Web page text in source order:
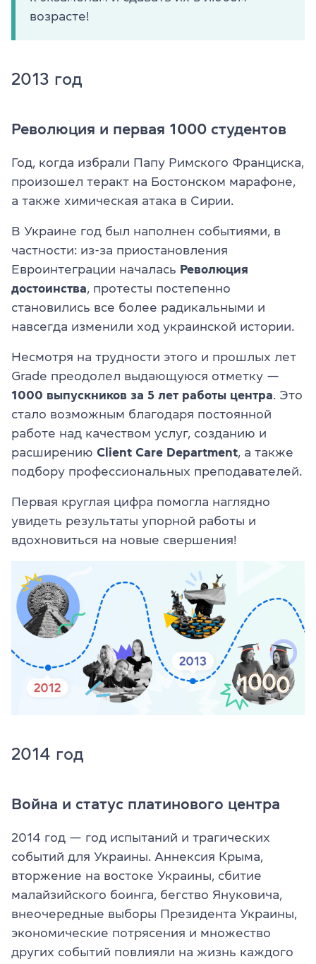
возрасте!
2013 год
Революция и первая 1000 студентов
Год, когда избрали Папу Римского Франциска,
произошел теракт на Бостонском марафоне,
а также химическая атака в Сирии.
В Украине год был наполнен событиями, в
частности: из-за приостановления
Евроинтеграции началась Революция
достоинства, протесты постепенно
становились все более радикальными и
навсегда изменили ход украинской истории.
Несмотря на трудности этого и прошлых лет
Grade преодолел выдающуюся отметку —
1000 выпускников за 5 лет работы центра. Это
стало возможным благодаря постоянной
работе над качеством услуг, созданию и
расширению Client Care Department, а также
подбору профессиональных преподавателей.
Первая круглая цифра помогла наглядно
увидеть результаты упорной работы и
вдохновиться на новые свершения!
2014 год
Война и статус платинового центра
2014 год — год испытаний и трагических
событий для Украины. Аннексия Крыма,
вторжение на востоке Украины, сбитие
малайзийского боинга, бегство Януковича,
внеочередные выборы Президента Украины,
экономические потрясения и множество
других событий повлияли на жизнь каждого